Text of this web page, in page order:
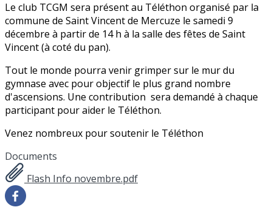
Le club TCGM sera présent au Téléthon organisé par la
commune de Saint Vincent de Mercuze le samedi 9
décembre à partir de 14 h à la salle des fêtes de Saint
Vincent (à coté du pan).
Tout le monde pourra venir grimper sur le mur du
gymnase avec pour objectif le plus grand nombre
d'ascensions. Une contribution sera demandé à chaque
participant pour aider le Téléthon.
Venez nombreux pour soutenir le Téléthon
Documents
Flash Info novembre.pdf